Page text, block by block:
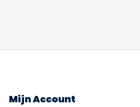
Mijn Account